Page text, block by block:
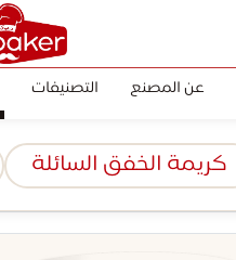
عن المصنع التصنيفات
كريمة الخفق السائلة